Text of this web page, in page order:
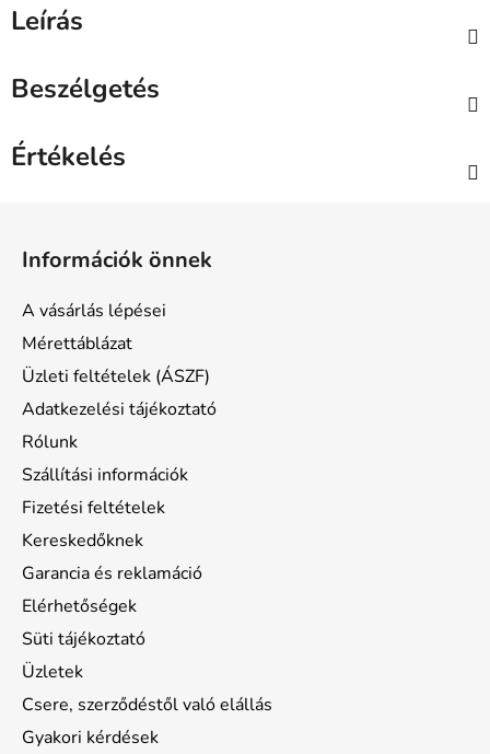
Leírás
Beszélgetés
Értékelés
Információk önnek
A vásárlás lépései
Mérettáblázat
Üzleti feltételek (ÁSZF)
Adatkezelési tájékoztató
Rólunk
Szállítási információk
Fizetési feltételek
Kereskedőknek
Garancia és reklamáció
Elérhetőségek
Süti tájékoztató
Üzletek
Csere, szerződéstől való elállás
Gyakori kérdések